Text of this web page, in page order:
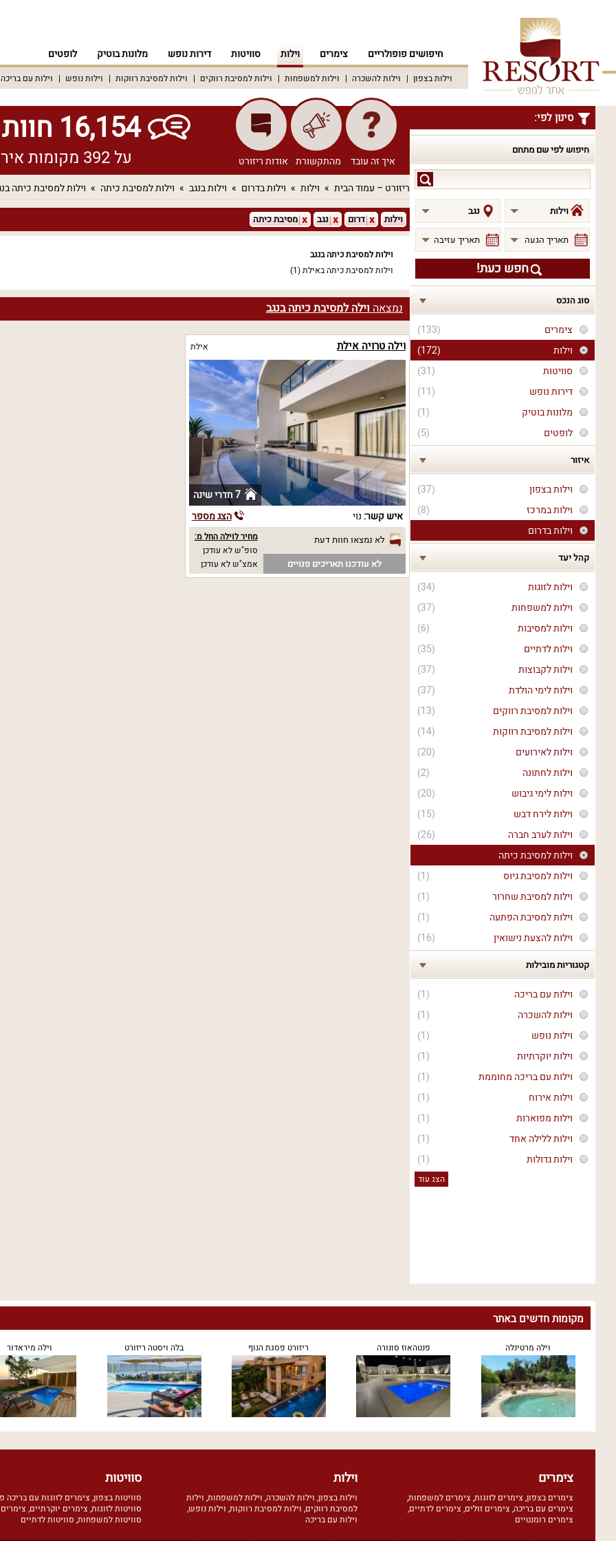
חיפושים פופולריים צימרים וילות סוויטות דירות נופש מלונות בוטיק לופטים
וילות בצפון וילות להשכרה וילות למשפחות וילות למסיבת רווקים וילות למסיבת רווקות וילות נופש וילות עם בריכה
סינון לפי:
חיפוש לפי שם מתחם
לפי
שם
מתחם
וילות נגב
תאריך הגעה תאריך עזיבה
חפש כעת!
סוג הנכס
(133)
צימרים
(172)
וילות
(31)
סוויטות
(11)
דירות נופש
(1)
מלונות בוטיק
(5)
לופטים
איזור
(37)
וילות בצפון
(8)
וילות במרכז
וילות בדרום
קהל יעד
(34)
וילות לזוגות
(37)
וילות למשפחות
(6)
וילות למסיבות
(35)
וילות לדתיים
(37)
וילות לקבוצות
(37)
וילות לימי הולדת
(13)
וילות למסיבת רווקים
(14)
וילות למסיבת רווקות
(20)
וילות לאירועים
(2)
וילות לחתונה
(20)
וילות לימי גיבוש
(15)
וילות לירח דבש
(26)
וילות לערב חברה
וילות למסיבת כיתה
(1)
וילות למסיבת גיוס
(1)
וילות למסיבת שחרור
(1)
וילות למסיבת הפתעה
(16)
וילות להצעת נישואין
קטגוריות מובילות
(1)
וילות עם בריכה
(1)
וילות להשכרה
(1)
וילות נופש
(1)
וילות יוקרתיות
(1)
וילות עם בריכה מחוממת
(1)
וילות אירוח
(1)
וילות מפוארות
(1)
וילות ללילה אחד
(1)
וילות גדולות
הצג עוד
איך זה עובד מהתקשורת אודות ריזורט
16,154 חוות דעת אמיתיות!
על 392 מקומות אירוח שונים ברחבי הארץ
ריזורט – עמוד הבית וילות וילות בדרום וילות בנגב וילות למסיבת כיתה וילות למסיבת כיתה
וילות דרום נגב מסיבת כיתה
וילות למסיבת כיתה בנגב
וילות למסיבת כיתה באילת(1)
נמצאהוילה למסיבת כיתה בנגב
וילה טרויה אילת אילת
7 חדרי שינה
איש קשר: נוי הצג מספר
לא נמצאו חוות דעת
לא עודכנו תאריכים פנויים
מחיר לוילה החל מ:
סופ"ש לא עודכן
אמצ"ש לא עודכן
מקומות חדשים באתר
וילה מרטינלה פנטהאוז סונורה ריזורט פסגת הנוף בלה ויסטה ריזורט וילה מיראדור
צימרים
צימרים בצפון, צימרים לזוגות, צימרים למשפחות,
צימרים עם בריכה, צימרים זולים, צימרים לדתיים,
צימרים רומנטיים
וילות
וילות בצפון, וילות להשכרה, וילות למשפחות, וילות
למסיבת רווקים, וילות למסיבת רווקות, וילות נופש,
וילות עם בריכה
סוויטות
סוויטות בצפון, צימרים לזוגות עם בריכה
סוויטות לזוגות, צימרים יוקרתיים,
סוויטות למשפחות, סוויטות לדתיים